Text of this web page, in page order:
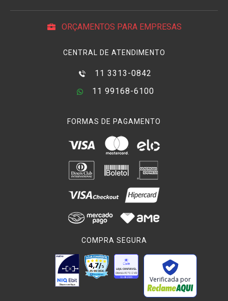
ORÇAMENTOS PARA EMPRESAS
CENTRAL DE ATENDIMENTO
11 3313-0842
11 99168-6100
FORMAS DE PAGAMENTO
COMPRA SEGURA
Verificada por